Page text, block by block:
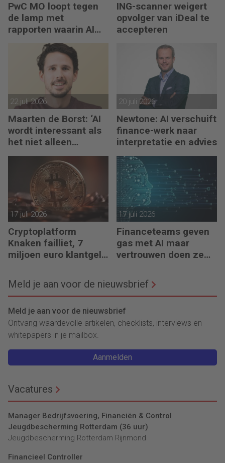
PwC MO loopt tegen
de lamp met
rapporten waarin AI
erop los liegt
ING-scanner weigert
opvolger van iDeal te
accepteren
22 juli 2026
Maarten de Borst: ‘AI
wordt interessant als
het niet alleen
meedenkt, maar ook
20 juli 2026
Newtone: AI verschuift
finance-werk naar
interpretatie en advies
17 juli 2026
Cryptoplatform
Knaken failliet, 7
miljoen euro klantgeld
17 juli 2026
Financeteams geven
gas met AI maar
vertrouwen doen ze
Meld je aan voor de nieuwsbrief
Meld je aan voor de nieuwsbrief
Ontvang waardevolle artikelen, checklists, interviews en
whitepapers in je mailbox.
Aanmelden
Vacatures
Manager Bedrijfsvoering, Financiën & Control
Jeugdbescherming Rotterdam (36 uur)
Jeugdbescherming Rotterdam Rijnmond
Financieel Controller